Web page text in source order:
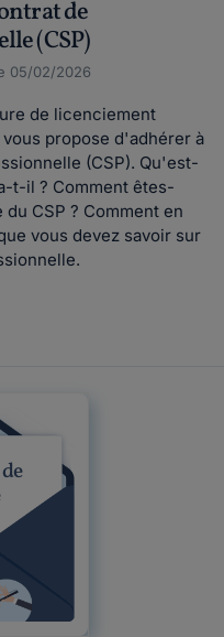
de
(CSP)
05/02/2026
de licenciement
propose d'adhérer à
(CSP). Qu'est-
t-il ? Comment êtes-
CSP ? Comment en
vous devez savoir sur